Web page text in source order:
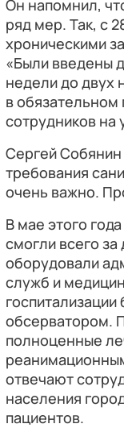
Он напомнил,
ряд мер. Так, с
хроническими
«Были введены
недели до двух
в
сотрудников
Сергей
требования
очень важно.
В мае этого
смогли всего
оборудовали
служб и
госпитализации
обсерватором.
полноценные
отвечают
населения
пациентов.